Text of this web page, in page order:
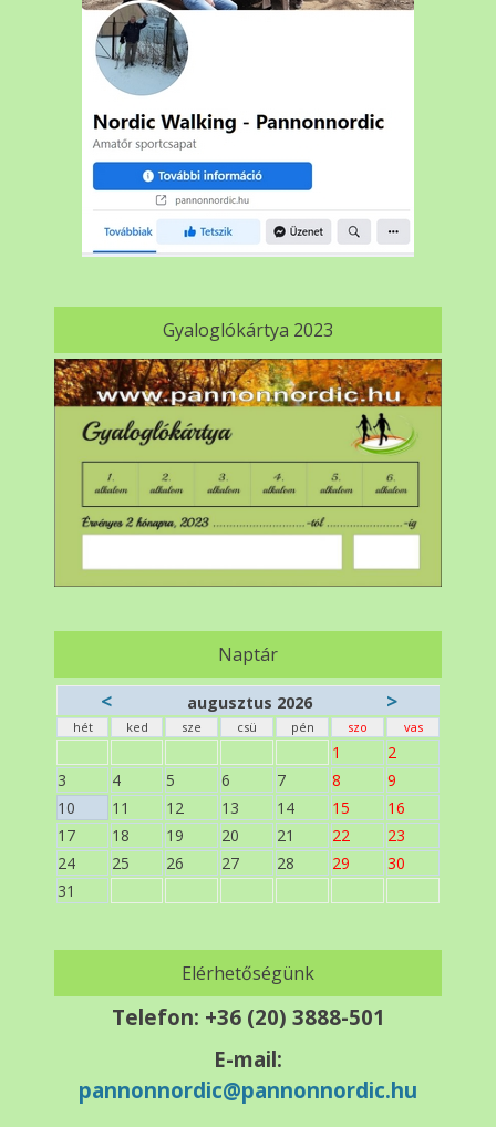
Gyaloglókártya 2023
Naptár
< augusztus 2026 >
hét ked sze csü pén szo vas
1
2
3
4 5 6 7 8
9
10
11 12 13 14 15
16
17
18 19 20 21 22
23
24
25 26 27 28 29
30
31
Elérhetőségünk
Telefon: +36 (20) 3888-501
E-mail:
pannonnordic@pannonnordic.hu